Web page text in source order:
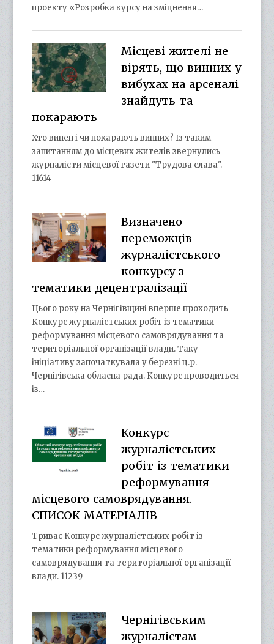
проекту «Розробка курсу на зміцнення…
Місцеві жителі не
вірять, що винних у
вибухах на арсеналі
знайдуть та
покарають
Хто винен і чи покарають винних? Із таким
запитанням до місцевих жителів звернулись
журналісти місцевої газети "Трудова слава".
11614
Визначено
переможців
журналістського
конкурсу з
тематики децентралізації
Цього року на Чернігівщині вперше проходить
Конкурс журналістських робіт із тематики
реформування місцевого самоврядування та
територіальної організації влади. Таку
ініціативу започаткувала у березні ц.р.
Чернігівська обласна рада. Конкурс проводиться
із…
Конкурс
журналістських
робіт із тематики
реформування
місцевого самоврядування.
СПИСОК МАТЕРІАЛІВ
Триває Конкурс журналістських робіт із
тематики реформування місцевого
самоврядування та територіальної організації
влади. 11239
Чернігівським
журналістам